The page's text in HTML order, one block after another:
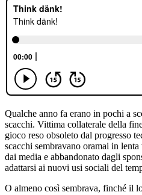
Qualche anno fa erano in pochi a
scacchi. Vittima collaterale della
gioco reso obsoleto dal progresso
scacchi sembravano oramai in
dai media e abbandonato dagli
adattarsi ai nuovi usi sociali del
O almeno così sembrava, finché il